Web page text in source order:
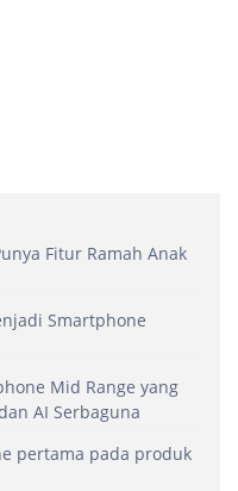
Fitur Ramah Anak
Smartphone
Mid Range yang
AI Serbaguna
pertama pada produk